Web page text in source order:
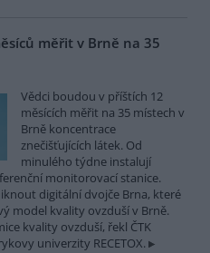
měřit v Brně na 35
Vědci boudou v příštích 12
měsících měřit na 35 místech v
Brně koncentrace
znečišťujících látek. Od
minulého týdne instalují
monitorovací stanice.
digitální dvojče Brna, které
model kvality ovzduší v Brně.
kvality ovzduší, řekl ČTK
univerzity RECETOX.